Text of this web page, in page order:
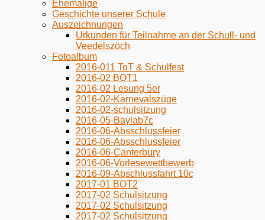
Ehemalige
Geschichte unserer Schule
Auszeichnungen
Urkunden für Teilnahme an der Schull- und
Veedelszöch
Fotoalbum
2016-011 ToT & Schulfest
2016-02 BOT1
2016-02 Lesung 5er
2016-02-Karnevalszüge
2016-02-schulsitzung
2016-05-Baylab7c
2016-06-Absschlussfeier
2016-06-Absschlussfeier
2016-06-Canterbury
2016-06-Vorlesewettbewerb
2016-09-Abschlussfahrt 10c
2017-01 BOT2
2017-02 Schulsitzung
2017-02 Schulsitzung
2017-02 Schulsitzung